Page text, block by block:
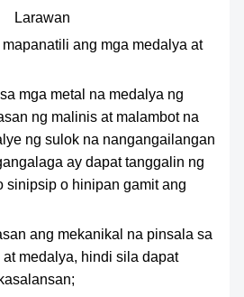
Larawan
ang mga medalya at
mga metal na medalya ng
ng malinis at malambot na
ng sulok na nangangailangan
ay dapat tanggalin ng
sinipsip o hinipan gamit ang
ang mekanikal na pinsala sa
medalya, hindi sila dapat